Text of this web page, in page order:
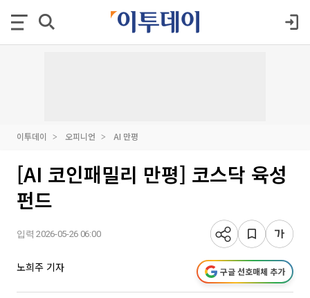
이투데이 오피니언 AI 만평
[AI 코인패밀리 만평] 코스닥 육성
펀드
입력 2026-05-26 06:00
노희주 기자 구글 선호매체 추가